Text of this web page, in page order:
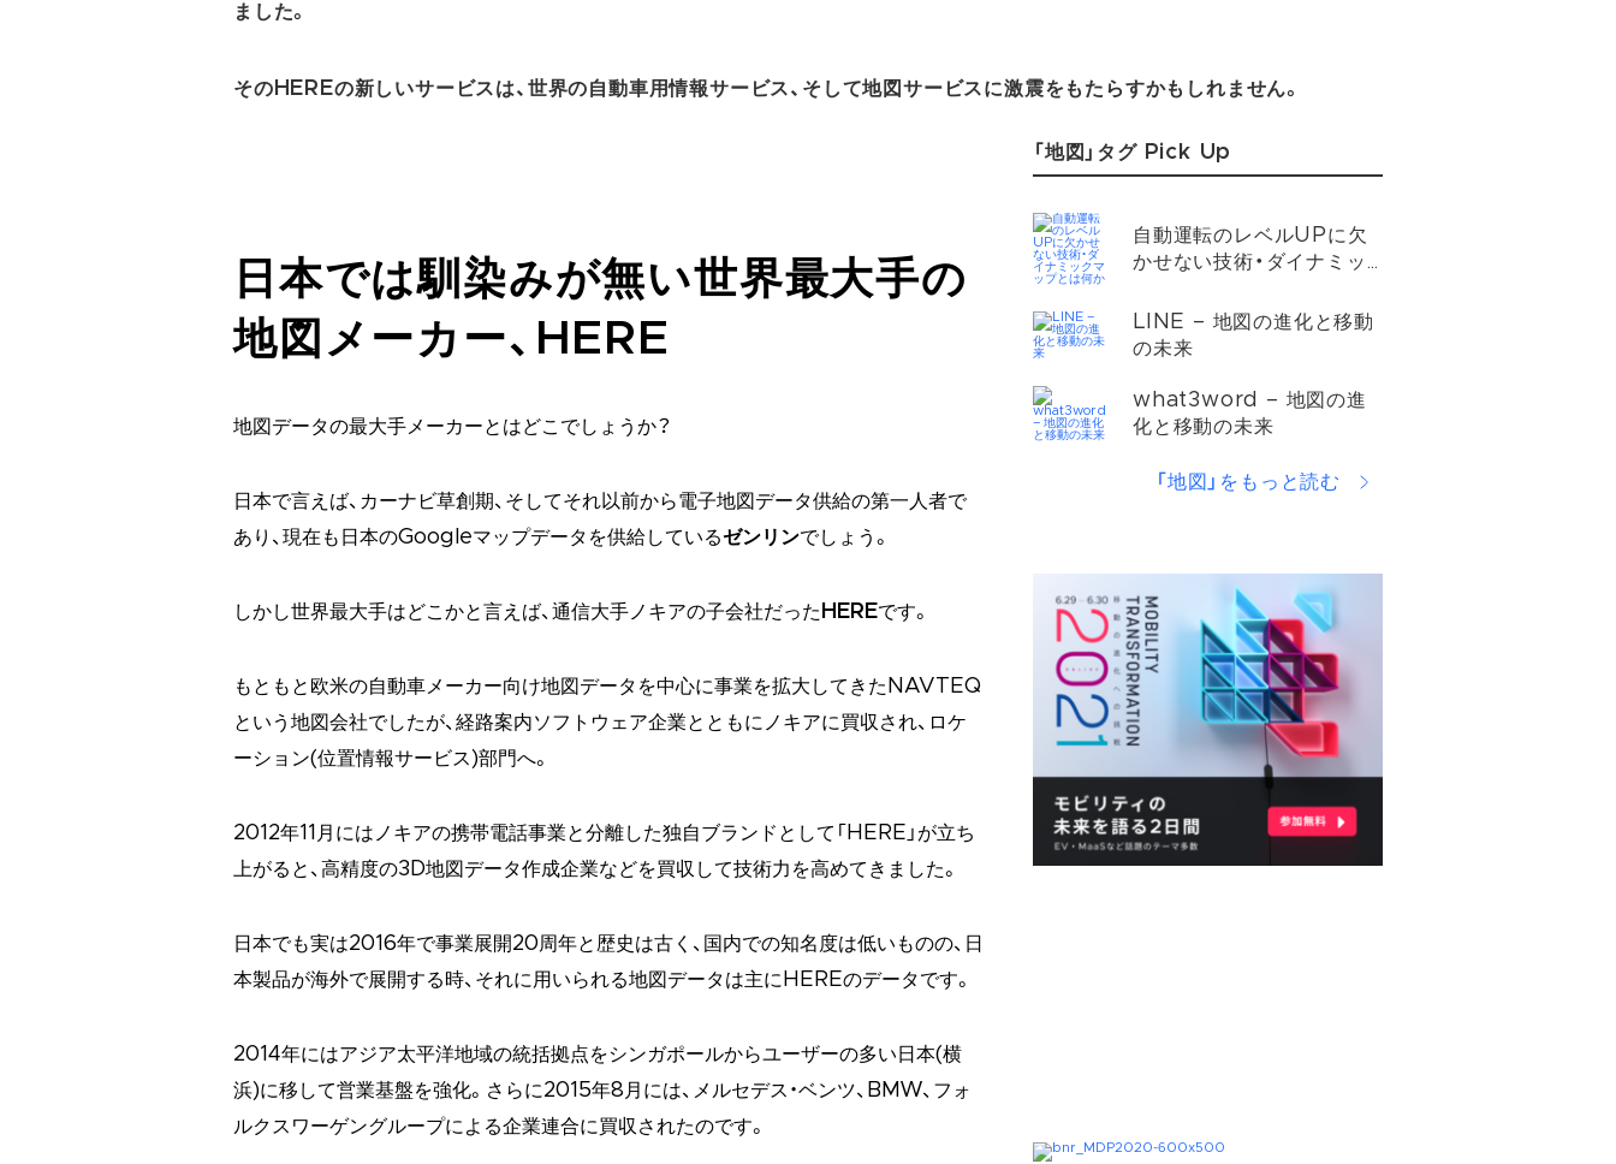
ました。
そのHEREの新しいサービスは、世界の自動車用情報サービス、そして地図サービスに激震をもたらすかもしれません。
日本では馴染みが無い世界最大手の
地図メーカー、HERE
地図データの最大手メーカーとはどこでしょうか？
日本で言えば、カーナビ草創期、そしてそれ以前から電子地図データ供給の第一人者で
あり、現在も日本のGoogleマップデータを供給しているゼンリンでしょう。
しかし世界最大手はどこかと言えば、通信大手ノキアの子会社だった HEREです。
もともと欧米の自動車メーカー向け地図データを中心に事業を拡大してきたNAVTEQ
という地図会社でしたが、経路案内ソフトウェア企業とともにノキアに買収され、ロケ
ーション(位置情報サービス)部門へ。
2012年11月にはノキアの携帯電話事業と分離した独自ブランドとして「HERE」が立ち
上がると、高精度の3D地図データ作成企業などを買収して技術力を高めてきました。
日本でも実は2016年で事業展開20周年と歴史は古く、国内での知名度は低いものの、日
本製品が海外で展開する時、それに用いられる地図データは主にHEREのデータです。
2014年にはアジア太平洋地域の統括拠点をシンガポールからユーザーの多い日本(横
浜)に移して営業基盤を強化。さらに2015年8月には、メルセデス・ベンツ、BMW、フォ
ルクスワーゲングループによる企業連合に買収されたのです。
「地図」タグ Pick Up
自動運転のレベルUPに欠
かせない技術・ダイナミッ
LINE – 地図の進化と移動
の未来
what3word – 地図の進
化と移動の未来
「地図」をもっと読む